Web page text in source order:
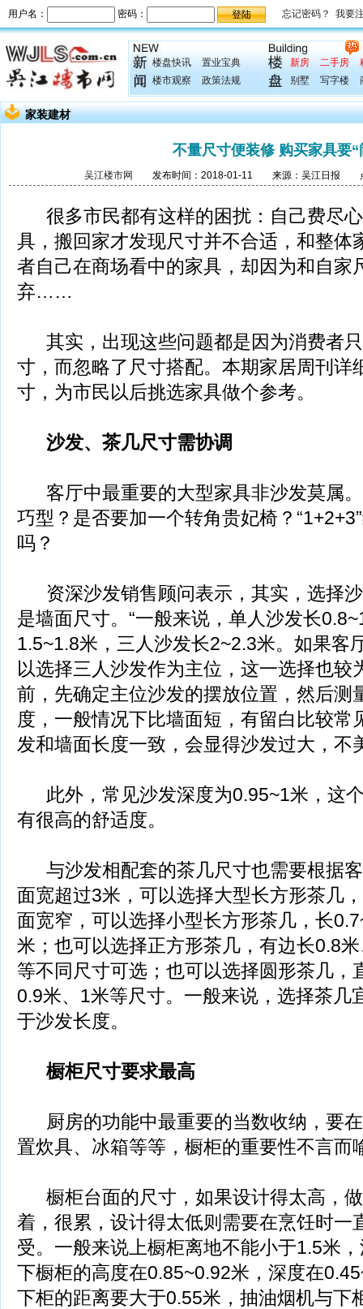
楼盘快讯
置业宝典
楼市观察
政策法规
新房 二手房
别墅
写字楼
家装建材
不量尺寸便装修 购买家具要“
吴江楼市网 发布时间：2018-01-11 来源：吴江日报 点
很多市民都有这样的困扰：自己费尽
具，搬回家才发现尺寸并不合适，和整体
者自己在商场看中的家具，却因为和自家
弃……
其实，出现这些问题都是因为消费者
寸，而忽略了尺寸搭配。本期家居周刊详
寸，为市民以后挑选家具做个参考。
沙发、茶几尺寸需协调
客厅中最重要的大型家具非沙发莫属
巧型？是否要加一个转角贵妃椅？
吗？
资深沙发销售顾问表示，其实，选择
是墙面尺寸。“一般来说，单人沙发长
1.5~1.8米，三人沙发长2~2.3米。如果客
以选择三人沙发作为主位，这一选择也较
前，先确定主位沙发的摆放位置，然后测
度，一般情况下比墙面短，有留白比较常
发和墙面长度一致，会显得沙发过大，不
此外，常见沙发深度为0.95~1米，这
有很高的舒适度。
与沙发相配套的茶几尺寸也需要根据
面宽超过3米，可以选择大型长方形茶几
面宽窄，可以选择小型长方形茶几，长
米；也可以选择正方形茶几，有边长0.8
等不同尺寸可选；也可以选择圆形茶几，
0.9米、1米等尺寸。一般来说，选择茶几
于沙发长度。
橱柜尺寸要求最高
厨房的功能中最重要的当数收纳，要
置炊具、冰箱等等，橱柜的重要性不言而
橱柜台面的尺寸，如果设计得太高，
着，很累，设计得太低则需要在烹饪时一
受。一般来说上橱柜离地不能小于1.5米
下橱柜的高度在0.85~0.92米，深度在
下柜的距离要大于0.55米，抽油烟机与下